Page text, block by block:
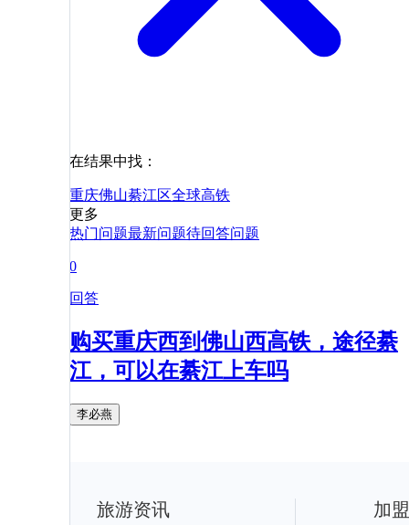
在结果中找：
重庆佛山綦江区全球高铁
更多
热门问题最新问题待回答问题
0
回答
购买重庆西到佛山西高铁，途径綦
江，可以在綦江上车吗
李必燕
旅游资讯 加